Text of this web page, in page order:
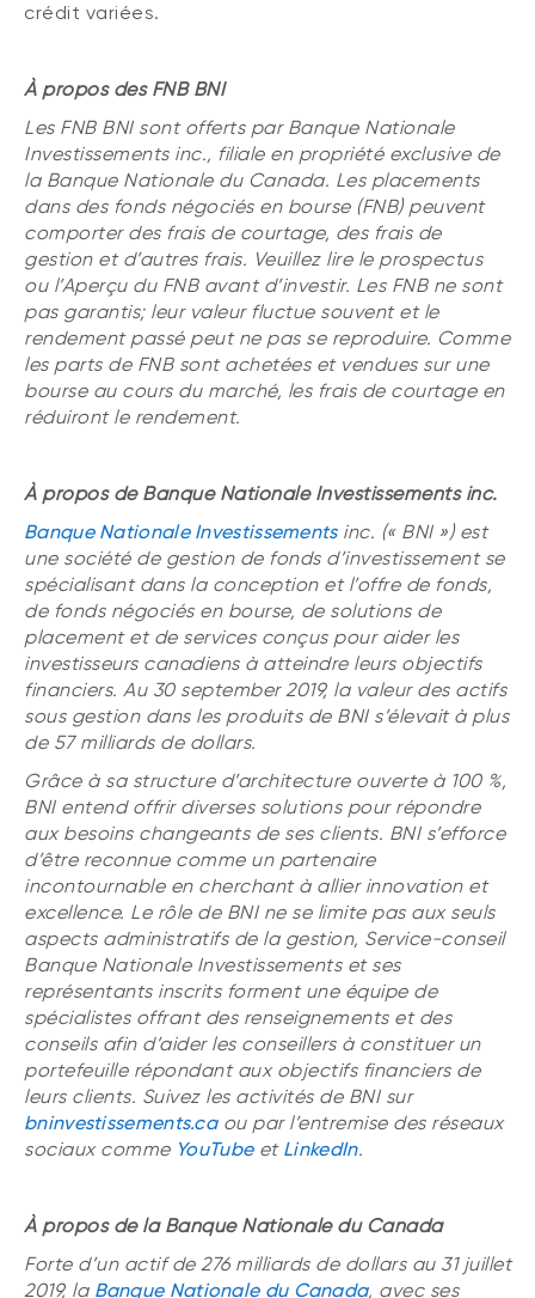
crédit variées.
À propos des FNB BNI
Les FNB BNI sont offerts par Banque Nationale
Investissements inc., filiale en propriété exclusive de
la Banque Nationale du Canada. Les placements
dans des fonds négociés en bourse (FNB) peuvent
comporter des frais de courtage, des frais de
gestion et d’autres frais. Veuillez lire le prospectus
ou l’Aperçu du FNB avant d’investir. Les FNB ne sont
pas garantis; leur valeur fluctue souvent et le
rendement passé peut ne pas se reproduire. Comme
les parts de FNB sont achetées et vendues sur une
bourse au cours du marché, les frais de courtage en
réduiront le rendement.
À propos de Banque Nationale Investissements inc.
Banque Nationale Investissementsinc. (« BNI ») est
une société de gestion de fonds d’investissement se
spécialisant dans la conception et l’offre de fonds,
de fonds négociés en bourse, de solutions de
placement et de services conçus pour aider les
investisseurs canadiens à atteindre leurs objectifs
financiers. Au 30 september 2019, la valeur des actifs
sous gestion dans les produits de BNI s’élevait à plus
de 57 milliards de dollars.
Grâce à sa structure d’architecture ouverte à 100 %,
BNI entend offrir diverses solutions pour répondre
aux besoins changeants de ses clients. BNI s’efforce
d’être reconnue comme un partenaire
incontournable en cherchant à allier innovation et
excellence. Le rôle de BNI ne se limite pas aux seuls
aspects administratifs de la gestion, Service-conseil
Banque Nationale Investissements et ses
représentants inscrits forment une équipe de
spécialistes offrant des renseignements et des
conseils afin d’aider les conseillers à constituer un
portefeuille répondant aux objectifs financiers de
leurs clients. Suivez les activités de BNI sur
bninvestissements.caou par l’entremise des réseaux
sociaux comme YouTubeet LinkedIn.
À propos de la Banque Nationale du Canada
Forte d’un actif de 276 milliards de dollars au 31 juillet
2019, la Banque Nationale du Canada, avec ses